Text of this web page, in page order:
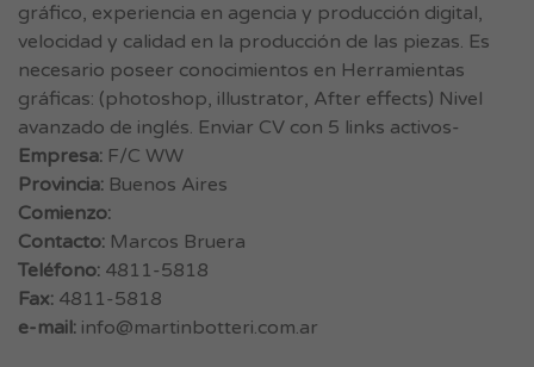
gráfico, experiencia en agencia y producción digital,
velocidad y calidad en la producción de las piezas. Es
necesario poseer conocimientos en Herramientas
gráficas: (photoshop, illustrator, After effects) Nivel
avanzado de inglés. Enviar CV con 5 links activos-
Empresa: F/C WW
Provincia: Buenos Aires
Comienzo:
Contacto: Marcos Bruera
Teléfono: 4811-5818
Fax: 4811-5818
e-mail: info@martinbotteri.com.ar